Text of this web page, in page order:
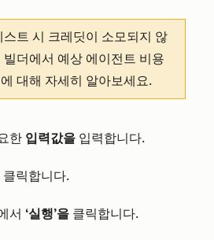
스트 시 크레딧이 소모되지 않
더에서 예상 에이전트 비용
대해 자세히 알아보세요.
한 입력값을 입력합니다.
클릭합니다.
서 ‘실행’을 클릭합니다.